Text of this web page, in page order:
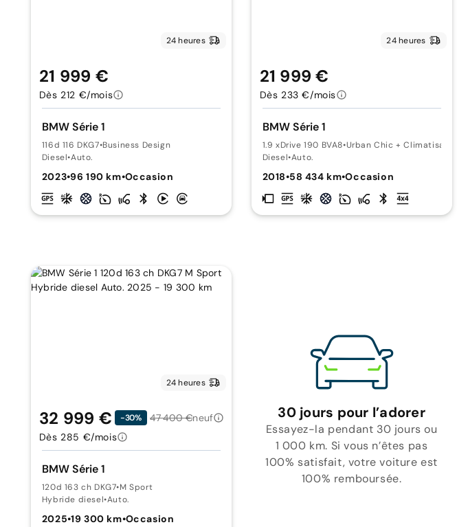
24 heures
BMW Série 1
116d 116 DKG7•Business Design
Diesel•Auto.
2023•96 190 km•Occasion
21 999 €
Dès 212 €/mois
24 heures
BMW Série 1
1.9 xDrive 190 BVA8•Urban Chic + Climatisation
Diesel•Auto.
2018•58 434 km•Occasion
21 999 €
Dès 233 €/mois
24 heures
BMW Série 1
120d 163 ch DKG7•M Sport
Hybride diesel•Auto.
2025•19 300 km•Occasion
32 999 € -30% 47 400 €neuf
Dès 285 €/mois
30 jours pour l’adorer
Essayez-la pendant 30 jours ou
1 000 km. Si vous n’êtes pas
100% satisfait, votre voiture est
100% remboursée.